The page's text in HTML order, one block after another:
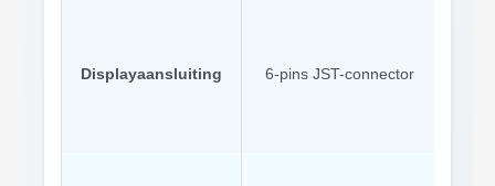
Displayaansluiting 6-pins JST-connector